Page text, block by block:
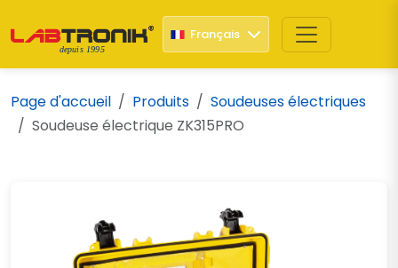
depuis 1995
Français
Page d'accueil Produits
Soudeuses électriques
Soudeuse électrique ZK315PRO